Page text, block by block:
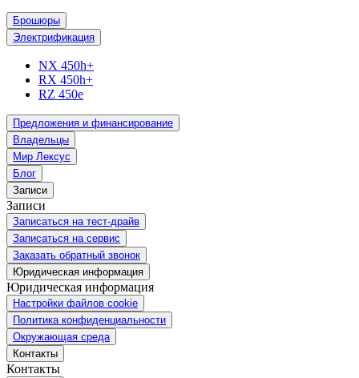
Брошюры
Электрификация
NX 450h+
RX 450h+
RZ 450e
Предложения и финансирование
Владельцы
Мир Лексус
Блог
Записи
Записи
Записаться на тест-драйв
Записаться на сервис
Заказать обратный звонок
Юридическая информация
Юридическая информация
Настройки файлов cookie
Политика конфиденциальности
Окружающая среда
Контакты
Контакты